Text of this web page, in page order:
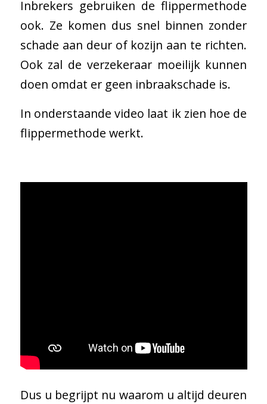
Inbrekers gebruiken de flippermethode
ook. Ze komen dus snel binnen zonder
schade aan deur of kozijn aan te richten.
Ook zal de verzekeraar moeilijk kunnen
doen omdat er geen inbraakschade is.
In onderstaande video laat ik zien hoe de
flippermethode werkt.
Dus u begrijpt nu waarom u altijd deuren